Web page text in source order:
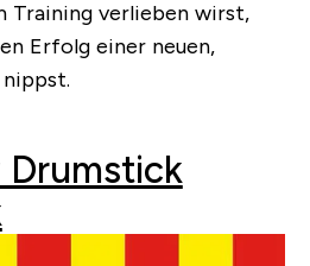
Training verlieben wirst,
Erfolg einer neuen,
Drumstick